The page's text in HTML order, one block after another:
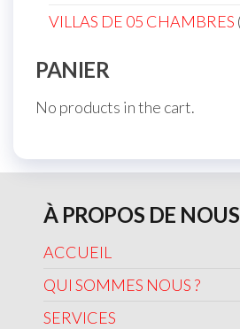
VILLAS DE 05 CHAMBRES
PANIER
No products in the cart.
À PROPOS DE NOUS
ACCUEIL
QUI SOMMES NOUS ?
SERVICES